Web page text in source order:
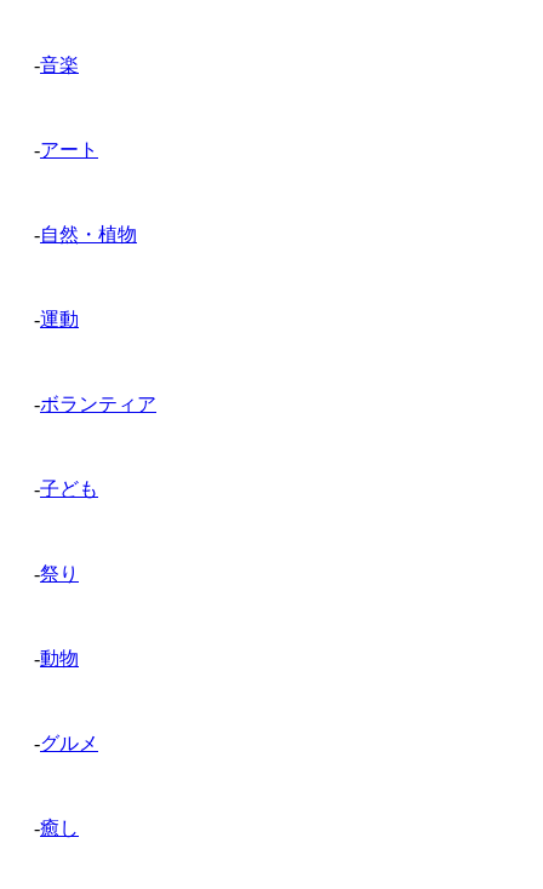
-音楽
-アート
-自然・植物
-運動
-ボランティア
-子ども
-祭り
-動物
-グルメ
-癒し